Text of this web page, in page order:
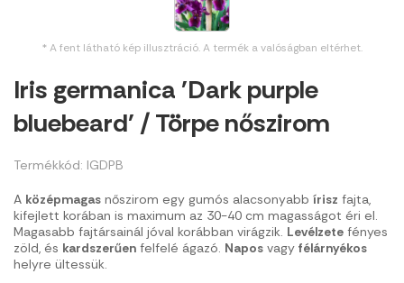
* A fent látható kép illusztráció. A termék a valóságban eltérhet.
Iris germanica 'Dark purple
bluebeard' / Törpe nőszirom
Termékkód: IGDPB
A középmagas nőszirom egy gumós alacsonyabb írisz fajta,
kifejlett korában is maximum az 30-40 cm magasságot éri el.
Magasabb fajtársainál jóval korábban virágzik. Levélzete fényes
zöld, és kardszerűen felfelé ágazó. Napos vagy félárnyékos
helyre ültessük.